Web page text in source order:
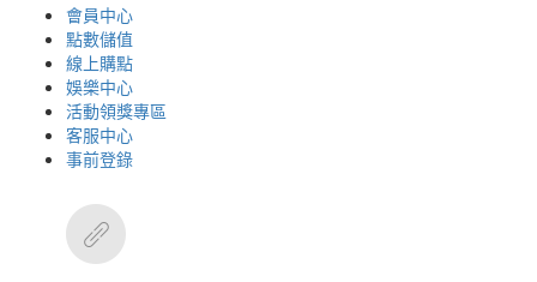
會員中心
點數儲值
線上購點
娛樂中心
活動領獎專區
客服中心
事前登錄